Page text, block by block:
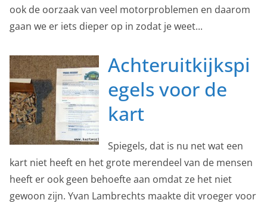
ook de oorzaak van veel motorproblemen en daarom
gaan we er iets dieper op in zodat je weet...
Achteruitkijkspi
egels voor de
kart
Spiegels, dat is nu net wat een
kart niet heeft en het grote merendeel van de mensen
heeft er ook geen behoefte aan omdat ze het niet
gewoon zijn. Yvan Lambrechts maakte dit vroeger voor